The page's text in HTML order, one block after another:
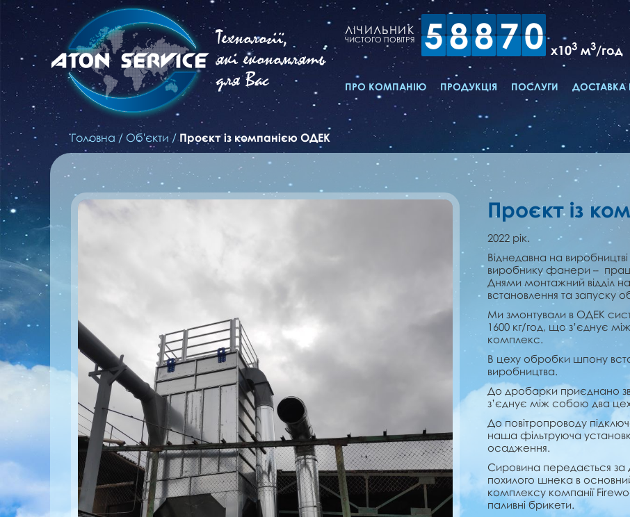
Технології,
які економлять
для Вас
ЛІЧИЛЬНИК
ЧИСТОГО ПОВІТРЯ 58870 x103 м3/год
ПРО КОМПАНІЮ ПРОДУКЦІЯ ПОСЛУГИ ДОСТАВКА
Головна / Об'єкти/Проєкт із компанією ОДЕК
Проєкт із
2022 рік.
Віднедавна на
виробнику фанери –
Днями монтажний відділ
встановлення та запуску
Ми змонтували в ОДЕК
1600 кг/год, що з’єднує
комплекс.
В цеху обробки шпону
виробництва.
До дробарки приєднано
з’єднує між собою два
До повітропроводу
наша фільтруюча
осадження.
Сировина передається за
похилого шнека в
комплексу компанії
паливні брикети.